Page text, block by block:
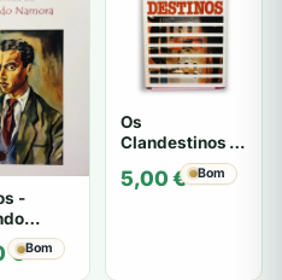
-
€Bom
Os
Clandestinos -
Fernando
Namora
5,00€ Bom